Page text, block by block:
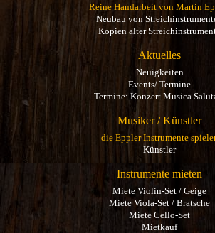
Reine Handarbeit von Martin
Neubau von
Kopien alter
Aktuelles
Neuigkeiten
Events/ Termine
Termine: Konzert Musica
Musiker / Künstler
die Eppler Instrumente
Künstler
Instrumente mieten
Miete Violin-Set / Geige
Miete Viola-Set / Bratsche
Miete Cello-Set
Mietkauf